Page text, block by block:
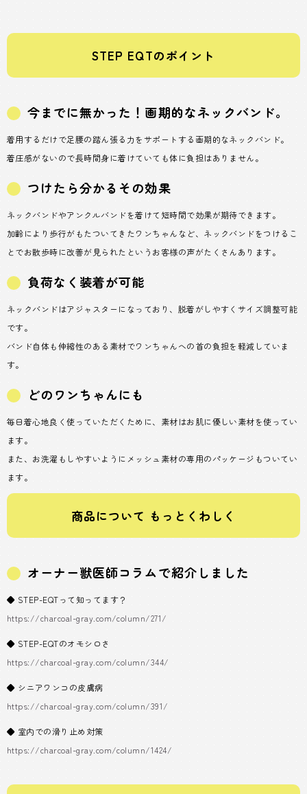
STEP EQTのポイント
今までに無かった！画期的なネックバンド。
着用するだけで足腰の踏ん張る力をサポートする画期的なネックバンド。
着圧感がないので長時間身に着けていても体に負担はありません。
つけたら分かるその効果
ネックバンドやアンクルバンドを着けて短時間で効果が期待できます。
加齢により歩行がもたついてきたワンちゃんなど、ネックバンドをつけるこ
とでお散歩時に改善が見られたというお客様の声がたくさんあります。
負荷なく装着が可能
ネックバンドはアジャスターになっており、脱着がしやすくサイズ調整可能
です。
バンド自体も伸縮性のある素材でワンちゃんへの首の負担を軽減していま
す。
どのワンちゃんにも
毎日着心地良く使っていただくために、素材はお肌に優しい素材を使ってい
ます。
また、お洗濯もしやすいようにメッシュ素材の専用のパッケージもついてい
ます。
商品について もっとくわしく
オーナー獣医師コラムで紹介しました
◆ STEP-EQTって知ってます？
https://charcoal-gray.com/column/271/
◆ STEP-EQTのオモシロさ
https://charcoal-gray.com/column/344/
◆ シニアワンコの皮膚病
https://charcoal-gray.com/column/391/
◆ 室内での滑り止め対策
https://charcoal-gray.com/column/1424/